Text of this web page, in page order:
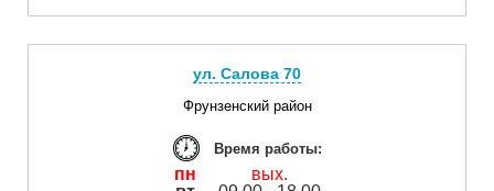
ул. Салова 70
Фрунзенский район
Время работы:
пн
вых.